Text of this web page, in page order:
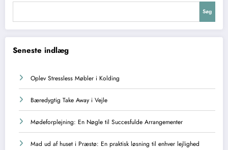
Søg
Seneste indlæg
Oplev Stressless Møbler i Kolding
Bæredygtig Take Away i Vejle
Mødeforplejning: En Nøgle til Succesfulde Arrangementer
Mad ud af huset i Præstø: En praktisk løsning til enhver lejlighed